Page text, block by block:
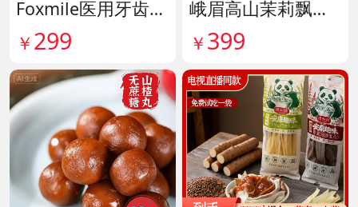
Foxmile医用牙齿脱敏剂 货号141702
￥ 299
峨眉高山茉莉飘雪铂金熊猫礼盒限量版 货号141997
￥ 399